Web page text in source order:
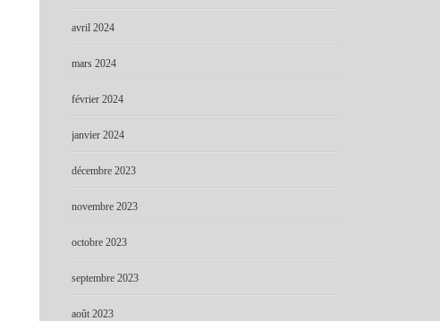
avril 2024
mars 2024
février 2024
janvier 2024
décembre 2023
novembre 2023
octobre 2023
septembre 2023
août 2023